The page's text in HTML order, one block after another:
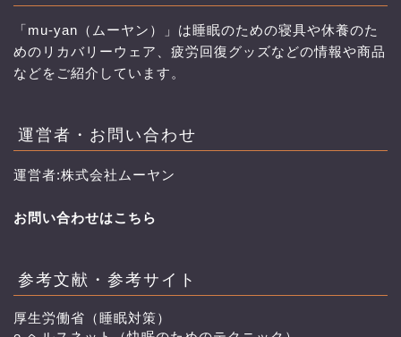
「mu-yan（ムーヤン）」は睡眠のための寝具や休養のた
めのリカバリーウェア、疲労回復グッズなどの情報や商品
などをご紹介しています。
運営者・お問い合わせ
運営者:株式会社ムーヤン
お問い合わせはこちら
参考文献・参考サイト
厚生労働省（睡眠対策）